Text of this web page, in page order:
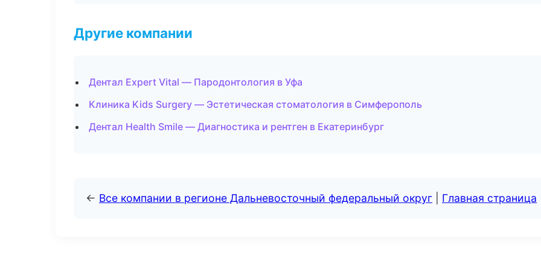
Другие компании
Дентал Expert Vital — Пародонтология в Уфа
Клиника Kids Surgery — Эстетическая стоматология в Симферополь
Дентал Health Smile — Диагностика и рентген в Екатеринбург
← Все компании в регионе Дальневосточный федеральный округ Главная страница